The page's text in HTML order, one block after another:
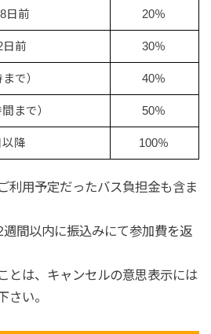
日前 20％
日前 30％
で） 40％
まで） 50％
降 100％
利用予定だったバス負担金も含ま
間以内に振込みにて参加費を返
とは、キャンセルの意思表示には
さい。